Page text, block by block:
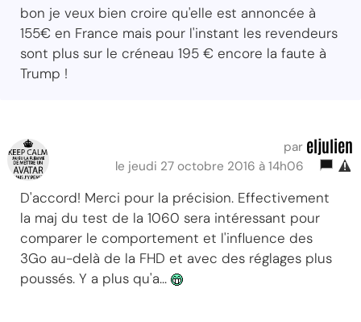
bon je veux bien croire qu'elle est annoncée à
155€ en France mais pour l'instant les revendeurs
sont plus sur le créneau 195 € encore la faute à
Trump !
par eljulien
le jeudi 27 octobre 2016 à 14h06
D'accord! Merci pour la précision. Effectivement
la maj du test de la 1060 sera intéressant pour
comparer le comportement et l'influence des
3Go au-delà de la FHD et avec des réglages plus
poussés. Y a plus qu'a...